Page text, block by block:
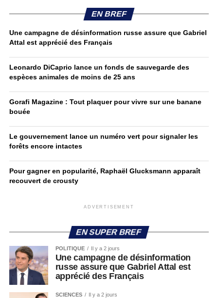
EN BREF
Une campagne de désinformation russe assure que Gabriel
Attal est apprécié des Français
Leonardo DiCaprio lance un fonds de sauvegarde des
espèces animales de moins de 25 ans
Gorafi Magazine : Tout plaquer pour vivre sur une banane
bouée
Le gouvernement lance un numéro vert pour signaler les
forêts encore intactes
Pour gagner en popularité, Raphaël Glucksmann apparaît
recouvert de crousty
ADVERTISEMENT
EN SUPER BREF
POLITIQUE Il y a 2 jours
Une campagne de désinformation
russe assure que Gabriel Attal est
apprécié des Français
SCIENCES Il y a 2 jours